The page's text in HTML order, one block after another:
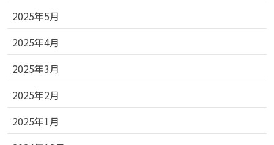
2025年5月
2025年4月
2025年3月
2025年2月
2025年1月